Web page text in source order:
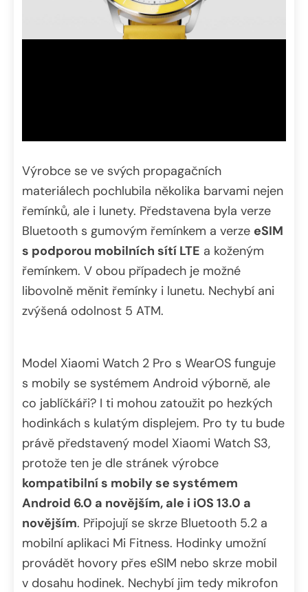
Výrobce se ve svých propagačních
materiálech pochlubila několika barvami nejen
řemínků, ale i lunety. Představena byla verze
Bluetooth s gumovým řemínkem a verze eSIM
s podporou mobilních sítí LTE a koženým
řemínkem. V obou případech je možné
libovolně měnit řemínky i lunetu. Nechybí ani
zvýšená odolnost 5 ATM.
Model Xiaomi Watch 2 Pro s WearOS funguje
s mobily se systémem Android výborně, ale
co jablíčkáři? I ti mohou zatoužit po hezkých
hodinkách s kulatým displejem. Pro ty tu bude
právě představený model Xiaomi Watch S3,
protože ten je dle stránek výrobce
kompatibilní s mobily se systémem
Android 6.0 a novějším, ale i iOS 13.0 a
novějším. Připojují se skrze Bluetooth 5.2 a
mobilní aplikaci Mi Fitness. Hodinky umožní
provádět hovory přes eSIM nebo skrze mobil
v dosahu hodinek. Nechybí jim tedy mikrofon